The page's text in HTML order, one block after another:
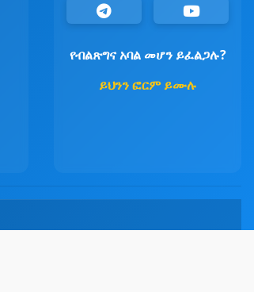
የብልጽግና አባል መሆን ይፈልጋሉ?
ይህንን ፎርም ይሙሉ